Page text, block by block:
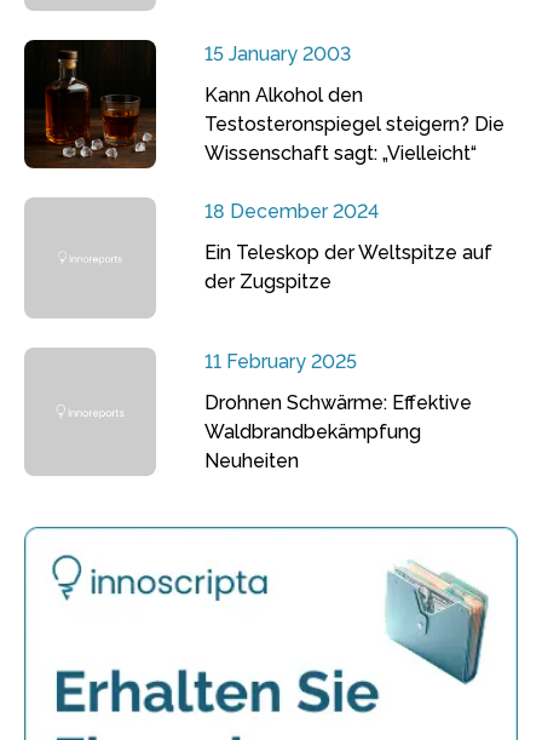
15 January 2003
Kann Alkohol den
Testosteronspiegel steigern? Die
Wissenschaft sagt: „Vielleicht“
18 December 2024
Ein Teleskop der Weltspitze auf
der Zugspitze
11 February 2025
Drohnen Schwärme: Effektive
Waldbrandbekämpfung
Neuheiten